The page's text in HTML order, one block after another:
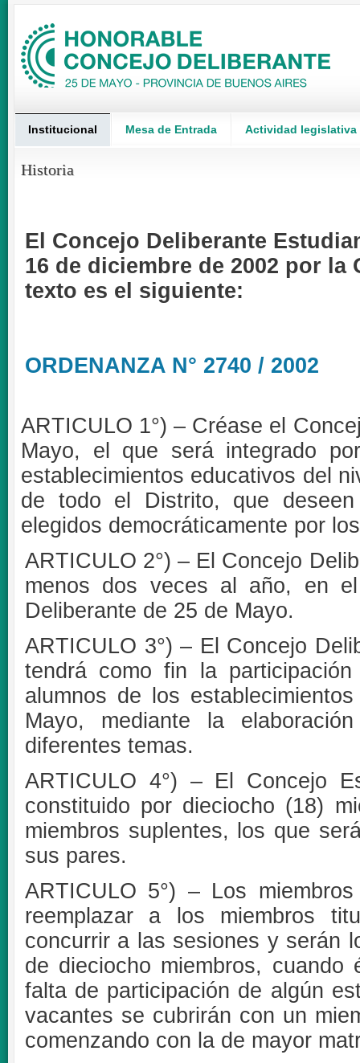
Institucional Mesa de Entrada Actividad legislativa
Historia
El Concejo Deliberante
16 de diciembre de 2002 por la
texto es el siguiente:
ORDENANZA N° 2740 / 2002
ARTICULO 1°) – Créase el
Mayo, el que será integrado
establecimientos educativos del
de todo el Distrito, que
elegidos democráticamente por
ARTICULO 2°) – El Concejo
menos dos veces al año, en
Deliberante de 25 de Mayo.
ARTICULO 3°) – El Concejo
tendrá como fin la
alumnos de los
Mayo, mediante la
diferentes temas.
ARTICULO 4°) – El Concejo
constituido por dieciocho (18)
miembros suplentes, los que
sus pares.
ARTICULO 5°) – Los
reemplazar a los miembros
concurrir a las sesiones y serán
de dieciocho miembros,
falta de participación de algún
vacantes se cubrirán con un
comenzando con la de mayor